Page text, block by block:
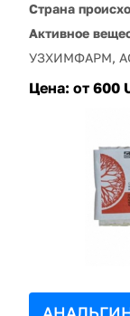
Страна
Активное
УЗХИМФАРМ,
Цена: от 600